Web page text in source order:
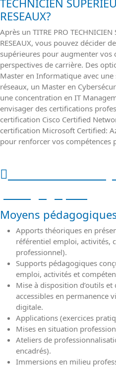
TECHNICIEN
RESEAUX?
Après un TITRE PRO TECHNICIEN
RESEAUX, vous pouvez décider
supérieures pour augmenter vos
perspectives de carrière. Des
Master en Informatique avec
réseaux, un Master en
une concentration en IT
envisager des certifications
certification Cisco Certified
certification Microsoft Certified:
pour renforcer vos compétences
Moyens
Apports théoriques en
référentiel emploi, activités,
professionnel).
Supports pédagogiques
emploi, activités et
Mise à disposition d’outils
accessibles en permanence
digitale.
Applications (exercices
Mises en situation
Ateliers de
encadrés).
Immersions en milieu